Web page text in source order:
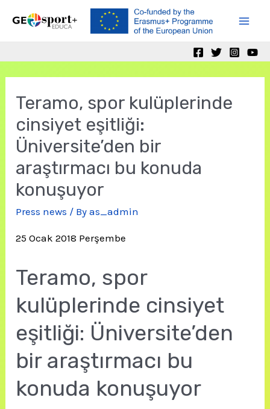
Teramo, spor kulüplerinde
cinsiyet eşitliği:
Üniversite’den bir
araştırmacı bu konuda
konuşuyor
Press news / Byas_admin
25 Ocak 2018 Perşembe
Teramo, spor
kulüplerinde cinsiyet
eşitliği: Üniversite’den
bir araştırmacı bu
konuda konuşuyor